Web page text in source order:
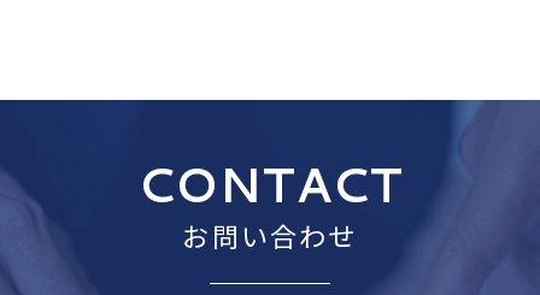
CONTACT
お問い合わせ